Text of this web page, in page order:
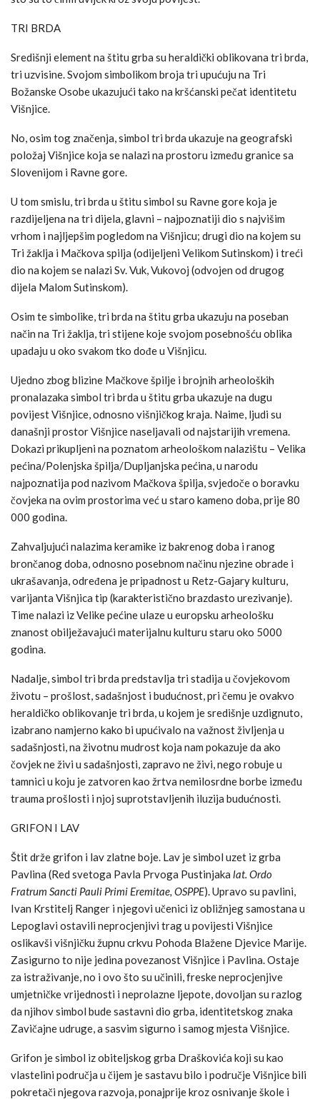
TRI BRDA
Središnji element na štitu grba su heraldički oblikovana tri brda,
tri uzvisine. Svojom simbolikom broja tri upućuju na Tri
Božanske Osobe ukazujući tako na kršćanski pečat identitetu
Višnjice.
No, osim tog značenja, simbol tri brda ukazuje na geografski
položaj Višnjice koja se nalazi na prostoru između granice sa
Slovenijom i Ravne gore.
U tom smislu, tri brda u štitu simbol su Ravne gore koja je
razdijeljena na tri dijela, glavni – najpoznatiji dio s najvišim
vrhom i najljepšim pogledom na Višnjicu; drugi dio na kojem su
Tri žaklja i Mačkova spilja (odijeljeni Velikom Sutinskom) i treći
dio na kojem se nalazi Sv. Vuk, Vukovoj (odvojen od drugog
dijela Malom Sutinskom).
Osim te simbolike, tri brda na štitu grba ukazuju na poseban
način na Tri žaklja, tri stijene koje svojom posebnošću oblika
upadaju u oko svakom tko dođe u Višnjicu.
Ujedno zbog blizine Mačkove špilje i brojnih arheoloških
pronalazaka simbol tri brda u štitu grba ukazuje na dugu
povijest Višnjice, odnosno višnjičkog kraja. Naime, ljudi su
današnji prostor Višnjice naseljavali od najstarijih vremena.
Dokazi prikupljeni na poznatom arheološkom nalazištu – Velika
pećina/Polenjska špilja/Dupljanjska pećina, u narodu
najpoznatija pod nazivom Mačkova špilja, svjedoče o boravku
čovjeka na ovim prostorima već u staro kameno doba, prije 80
000 godina.
Zahvaljujući nalazima keramike iz bakrenog doba i ranog
brončanog doba, odnosno posebnom načinu njezine obrade i
ukrašavanja, određena je pripadnost u Retz-Gajary kulturu,
varijanta Višnjica tip (karakteristično brazdasto urezivanje).
Time nalazi iz Velike pećine ulaze u europsku arheološku
znanost obilježavajući materijalnu kulturu staru oko 5000
godina.
Nadalje, simbol tri brda predstavlja tri stadija u čovjekovom
životu – prošlost, sadašnjost i budućnost, pri čemu je ovakvo
heraldičko oblikovanje tri brda, u kojem je središnje uzdignuto,
izabrano namjerno kako bi upućivalo na važnost življenja u
sadašnjosti, na životnu mudrost koja nam pokazuje da ako
čovjek ne živi u sadašnjosti, zapravo ne živi, nego robuje u
tamnici u koju je zatvoren kao žrtva nemilosrdne borbe između
trauma prošlosti i njoj suprotstavljenih iluzija budućnosti.
GRIFON I LAV
Štit drže grifon i lav zlatne boje. Lav je simbol uzet iz grba
Pavlina (Red svetoga Pavla Prvoga Pustinjaka lat. Ordo
Fratrum Sancti Pauli Primi Eremitae, OSPPE). Upravo su pavlini,
Ivan Krstitelj Ranger i njegovi učenici iz obližnjeg samostana u
Lepoglavi ostavili neprocjenjivi trag u povijesti Višnjice
oslikavši višnjičku župnu crkvu Pohoda Blažene Djevice Marije.
Zasigurno to nije jedina povezanost Višnjice i Pavlina. Ostaje
za istraživanje, no i ovo što su učinili, freske neprocjenjive
umjetničke vrijednosti i neprolazne ljepote, dovoljan su razlog
da njihov simbol bude sastavni dio grba, identitetskog znaka
Zavičajne udruge, a sasvim sigurno i samog mjesta Višnjice.
Grifon je simbol iz obiteljskog grba Draškovića koji su kao
vlastelini područja u čijem je sastavu bilo i područje Višnjice bili
pokretači njegova razvoja, ponajprije kroz osnivanje škole i